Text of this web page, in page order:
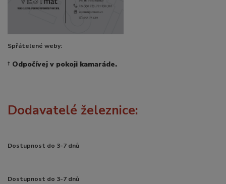
Spřátelené weby:
† Odpočívej v pokoji kamaráde.
Dodavatelé železnice:
Dostupnost do 3-7 dnů
Dostupnost do 3-7 dnů